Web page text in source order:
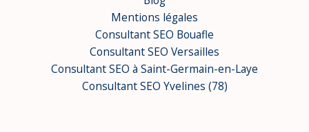
Mentions légales
Consultant SEO Bouafle
Consultant SEO Versailles
Consultant SEO à Saint-Germain-en-Laye
Consultant SEO Yvelines (78)